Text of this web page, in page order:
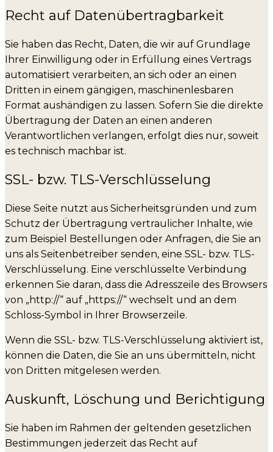
Recht auf Daten­übertrag­barkeit
Sie haben das Recht, Daten, die wir auf Grundlage
Ihrer Einwilligung oder in Erfüllung eines Vertrags
automatisiert verarbeiten, an sich oder an einen
Dritten in einem gängigen, maschinenlesbaren
Format aushändigen zu lassen. Sofern Sie die direkte
Übertragung der Daten an einen anderen
Verantwortlichen verlangen, erfolgt dies nur, soweit
es technisch machbar ist.
SSL- bzw. TLS-Verschlüsselung
Diese Seite nutzt aus Sicherheitsgründen und zum
Schutz der Übertragung vertraulicher Inhalte, wie
zum Beispiel Bestellungen oder Anfragen, die Sie an
uns als Seitenbetreiber senden, eine SSL- bzw. TLS-
Verschlüsselung. Eine verschlüsselte Verbindung
erkennen Sie daran, dass die Adresszeile des Browsers
von „http://“ auf „https://“ wechselt und an dem
Schloss-Symbol in Ihrer Browserzeile.
Wenn die SSL- bzw. TLS-Verschlüsselung aktiviert ist,
können die Daten, die Sie an uns übermitteln, nicht
von Dritten mitgelesen werden.
Auskunft, Löschung und Berichtigung
Sie haben im Rahmen der geltenden gesetzlichen
Bestimmungen jederzeit das Recht auf